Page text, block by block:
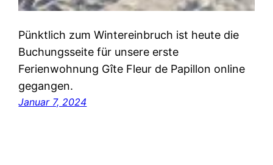
Pünktlich zum Wintereinbruch ist heute die
Buchungsseite für unsere erste
Ferienwohnung Gîte Fleur de Papillon online
gegangen.
Januar 7, 2024